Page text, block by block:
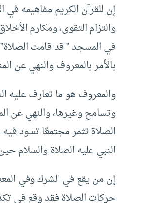
إن للقرآن الكريم مفاهيمه في
والتزام التقوى، ومكارم
في المسجد ” قد قامت الصلاة”
بالأمر بالمعروف والنهي عن
والمعروف هو ما تعارف عليه
وتسامح وغيرها، والنهي عن
الصلاة تثمر مجتمعًا تسود
النبي عليه الصلاة والسلام
إن من يقع في الشرك وفي
حركات الصلاة فقد وقع في